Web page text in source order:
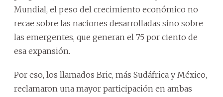
Mundial, el peso del crecimiento económico no
recae sobre las naciones desarrolladas sino sobre
las emergentes, que generan el 75 por ciento de
esa expansión.
Por eso, los llamados Bric, más Sudáfrica y México,
reclamaron una mayor participación en ambas